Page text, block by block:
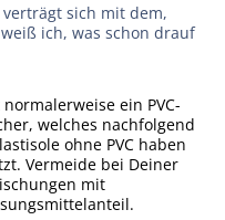
sich mit dem,
ich, was schon drauf
ein PVC-
welches nachfolgend
ohne PVC haben
Vermeide bei Deiner
mit